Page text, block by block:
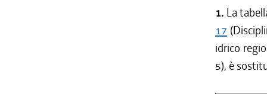
1. La
17
idrico
5), è